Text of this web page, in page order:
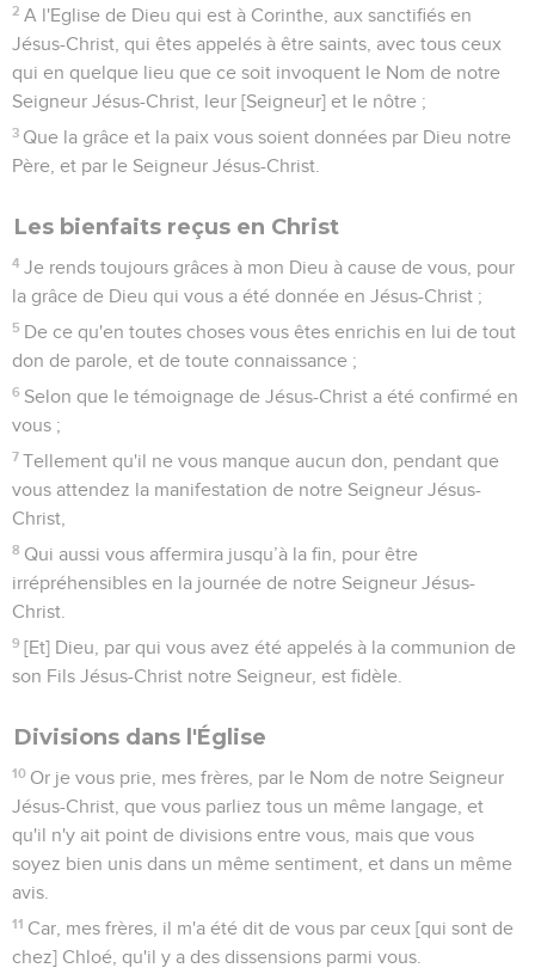
2 A l'Eglise de Dieu qui est à Corinthe, aux sanctifiés en
Jésus-Christ, qui êtes appelés à être saints, avec tous ceux
qui en quelque lieu que ce soit invoquent le Nom de notre
Seigneur Jésus-Christ, leur [Seigneur] et le nôtre ;
3 Que la grâce et la paix vous soient données par Dieu notre
Père, et par le Seigneur Jésus-Christ.
Les bienfaits reçus en Christ
4 Je rends toujours grâces à mon Dieu à cause de vous, pour
la grâce de Dieu qui vous a été donnée en Jésus-Christ ;
5 De ce qu'en toutes choses vous êtes enrichis en lui de tout
don de parole, et de toute connaissance ;
6 Selon que le témoignage de Jésus-Christ a été confirmé en
vous ;
7 Tellement qu'il ne vous manque aucun don, pendant que
vous attendez la manifestation de notre Seigneur Jésus-
Christ,
8 Qui aussi vous affermira jusqu’à la fin, pour être
irrépréhensibles en la journée de notre Seigneur Jésus-
Christ.
9 [Et] Dieu, par qui vous avez été appelés à la communion de
son Fils Jésus-Christ notre Seigneur, est fidèle.
Divisions dans l'Église
10 Or je vous prie, mes frères, par le Nom de notre Seigneur
Jésus-Christ, que vous parliez tous un même langage, et
qu'il n'y ait point de divisions entre vous, mais que vous
soyez bien unis dans un même sentiment, et dans un même
avis.
11 Car, mes frères, il m'a été dit de vous par ceux [qui sont de
chez] Chloé, qu'il y a des dissensions parmi vous.